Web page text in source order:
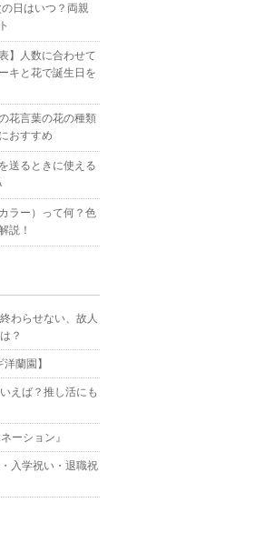
日はいつ？両親
】人数に合わせて
キと花で誕生日を
花言葉の花の種類
おすすめ
送るときに使える
ラー）って何？色
説！
わらせない、故人
？
蘭園】
えば？推し活にも
ーション』
入学祝い・退職祝